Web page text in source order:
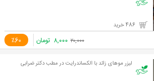
٪60 ۲۰,۰۰۰ ۸,۰۰۰ تومان
لیزر موهای زائد با الکساندرایت در مطب دکتر ضرابی